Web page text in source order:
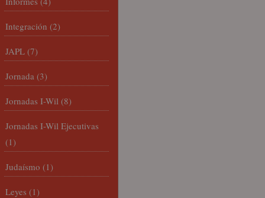
Integración (2)
JAPL (7)
Jornada (3)
Jornadas I-Wil (8)
Jornadas I-Wil Ejecutivas
(1)
Judaísmo (1)
Leyes (1)